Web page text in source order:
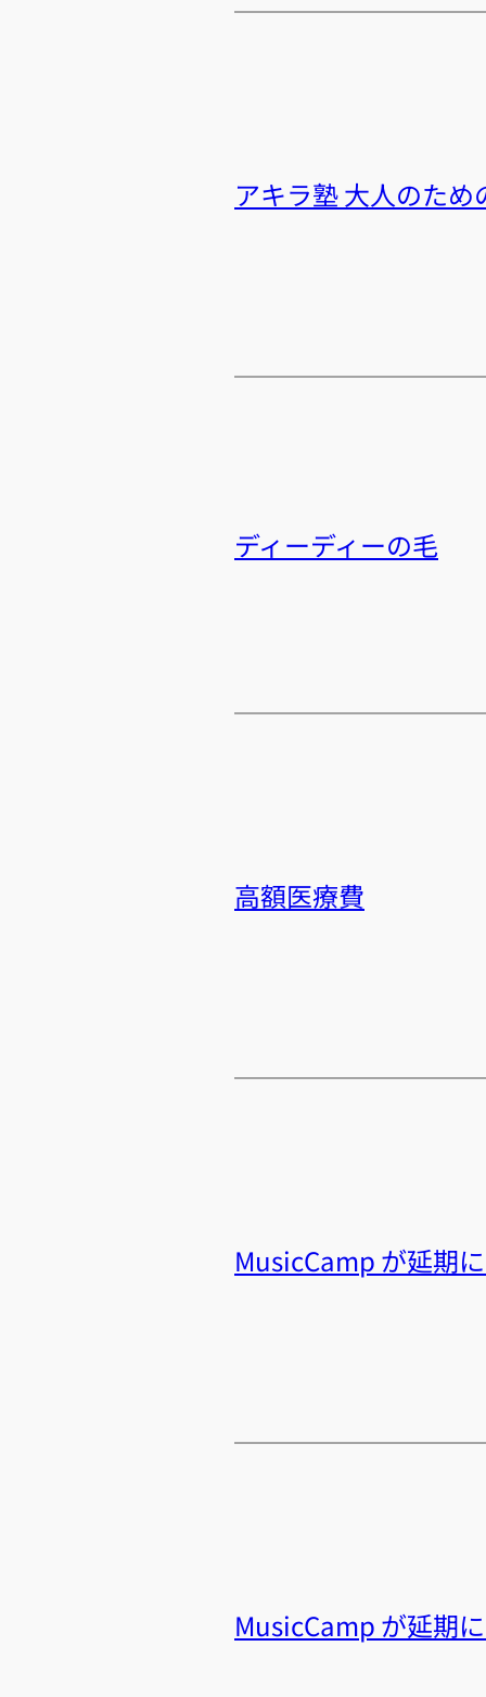
アキラ塾 大人のた
ディーディーの毛
高額医療費
MusicCamp が延期
MusicCamp が延期